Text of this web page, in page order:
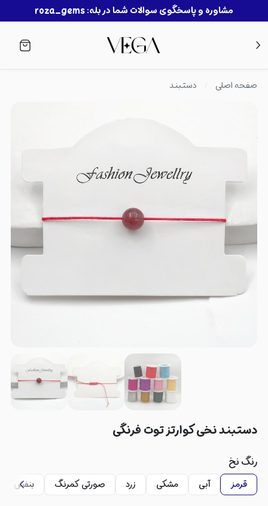
مشاوره و پاسخگوی سوالات شما در بله: roza_gems
صفحه اصلی دستبند
دستبند نخی کوارتز توت فرنگی
رنگ نخ‌
قرمز آبی مشکی زرد صورتی کمرنگ بنفش